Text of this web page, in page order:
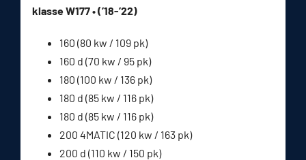
klasse W177 • (’18-’22)
160 (80 kw / 109 pk)
160 d (70 kw / 95 pk)
180 (100 kw / 136 pk)
180 d (85 kw / 116 pk)
180 d (85 kw / 116 pk)
200 4MATIC (120 kw / 163 pk)
200 d (110 kw / 150 pk)